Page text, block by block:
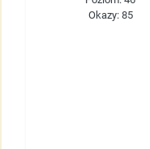
Okazy: 85